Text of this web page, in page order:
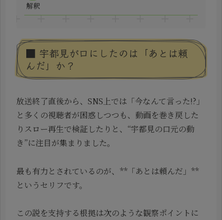
解釈
■ 宇都見が口にしたのは「あとは頼
んだ」か？
放送終了直後から、SNS上では「今なんて言った!?」
と多くの視聴者が困惑しつつも、動画を巻き戻した
りスロー再生で検証したりと、“宇都見の口元の動
き”に注目が集まりました。
最も有力とされているのが、**「あとは頼んだ」**
というセリフです。
この説を支持する根拠は次のような観察ポイントに